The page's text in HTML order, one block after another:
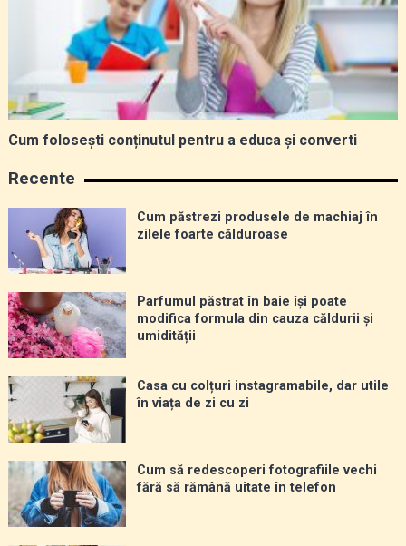
Cum folosești conținutul pentru a educa și converti
Recente
Cum păstrezi produsele de machiaj în
zilele foarte călduroase
Parfumul păstrat în baie își poate
modifica formula din cauza căldurii și
umidității
Casa cu colțuri instagramabile, dar utile
în viața de zi cu zi
Cum să redescoperi fotografiile vechi
fără să rămână uitate în telefon